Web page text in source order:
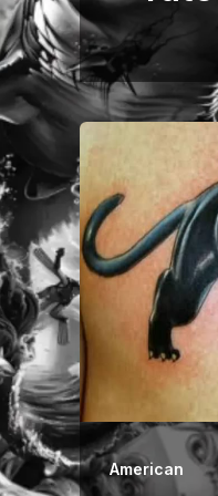
American